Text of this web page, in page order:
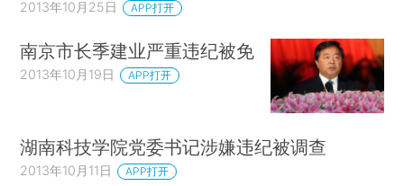
2013年10月25日 APP打开
南京市长季建业严重违纪被免
2013年10月19日 APP打开
湖南科技学院党委书记涉嫌违纪被调查
2013年10月11日 APP打开